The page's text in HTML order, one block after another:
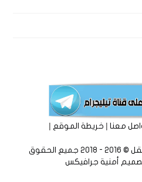
معنا|خريطة الموقع |
موقع ( لا ) الأخباري المستقل © 2016 - 2018 جميع الحقوق
أمنية جرافيكس